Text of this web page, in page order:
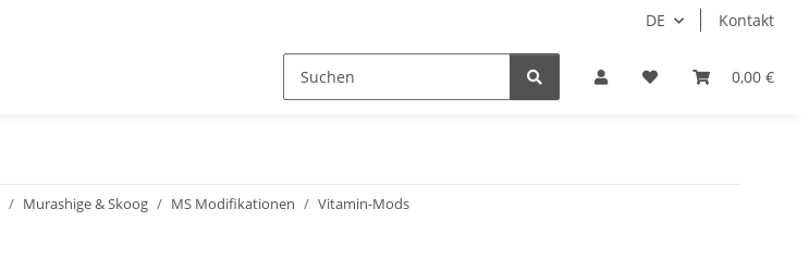
DE Kontakt
0,00 €
Murashige & Skoog MS Modifikationen
Vitamin-Mods